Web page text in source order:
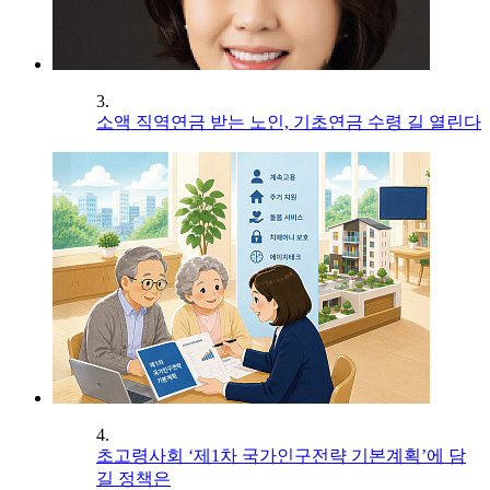
3.
소액 직역연금 받는 노인, 기초연금 수령 길 열린다
4.
초고령사회 ‘제1차 국가인구전략 기본계획’에 담
길 정책은